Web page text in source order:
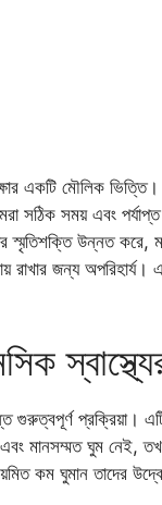
একটি মৌলিক
সঠিক সময় এবং
স্মৃতিশক্তি উন্নত করে,
জন্য অপরিহার্য।
গুরুত্বপূর্ণ প্রক্রিয়া।
মানসম্মত ঘুম নেই,
কম ঘুমান তাদের